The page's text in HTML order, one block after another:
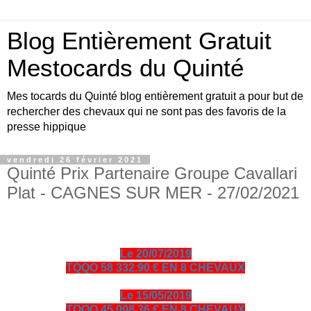
Blog Entièrement Gratuit
Mestocards du Quinté
Mes tocards du Quinté blog entièrement gratuit a pour but de
rechercher des chevaux qui ne sont pas des favoris de la
presse hippique
vendredi 26 février 2021
Quinté Prix Partenaire Groupe Cavallari
Plat - CAGNES SUR MER - 27/02/2021
Le 20/07/2019
TQQO 58 332.90 € EN 8 CHEVAUX
Le 15/05/2019